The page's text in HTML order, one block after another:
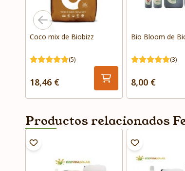
Coco mix de Biobizz
(5)
18,46 €
Bio Bloom de
(3)
8,00 €
Productos relacionados